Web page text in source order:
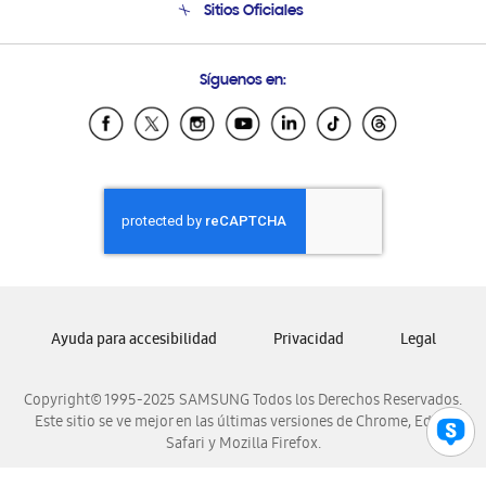
Condiciones de Compra
Soporte vía eMail
Sitios Oficiales
Samsung Ecuador
Samsung El Salvador
Samsung Honduras
Samsung Nicaragua
Samsung Panamá
Samsung Venezuela
Síguenos en:
Copyright© 1995-2025 SAMSUNG Todos los Derechos Reservados.
Este sitio se ve mejor en las últimas versiones de Chrome, Edge,
Safari y Mozilla Firefox.
Ayuda para accesibilidad Privacidad Legal